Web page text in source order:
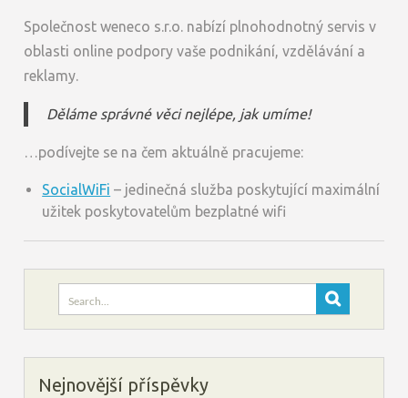
Společnost weneco s.r.o. nabízí plnohodnotný servis v
oblasti online podpory vaše podnikání, vzdělávání a
reklamy.
Děláme správné věci nejlépe, jak umíme!
…podívejte se na čem aktuálně pracujeme:
SocialWiFi – jedinečná služba poskytující maximální
užitek poskytovatelům bezplatné wifi
Search
for:
Nejnovější příspěvky